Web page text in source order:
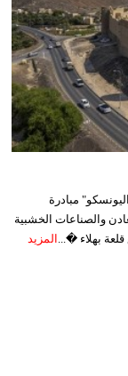
مبادرة
والصناعات الخشبية
بهلاء �... المزيد